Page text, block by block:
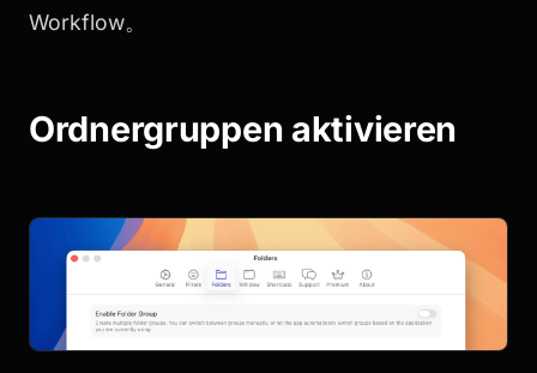
Workflow。
Ordnergruppen aktivieren